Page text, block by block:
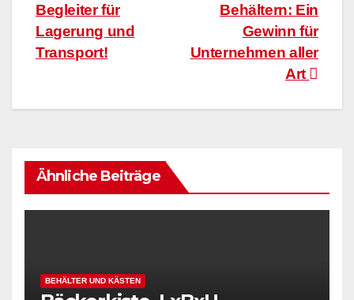
Behältern: Ein
Gewinn für
Unternehmen aller
Art
Begleiter für
Lagerung und
Transport!
Ähnliche Beiträge
BEHÄLTER UND KÄSTEN